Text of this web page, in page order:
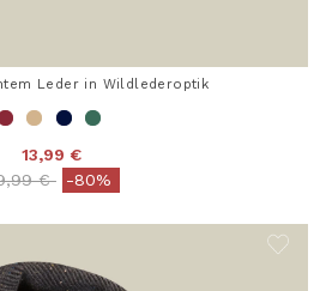
Leder in Wildlederoptik
13,99 €
reduced from
€to-80%